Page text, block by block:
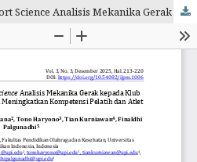
Pelatihan dan Sosialisi Sport Science Analisis Mekanika Gerak kepada Klub Badminton di Jawa Barat untuk Meningkatkan Kompetensi Pelatih dan Atlet